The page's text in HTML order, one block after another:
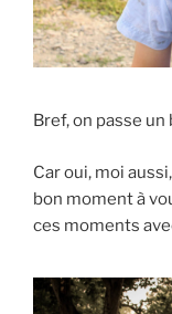
Bref, on passe
Car oui, moi
bon moment à
ces moments